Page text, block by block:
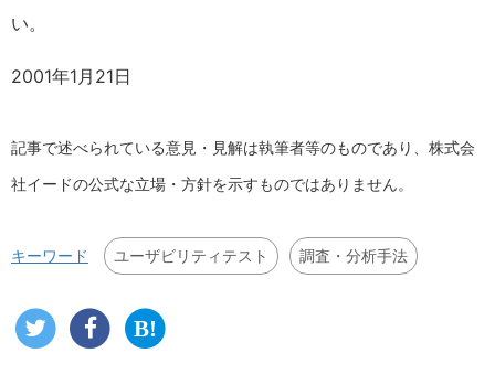
い。
2001年1月21日
記事で述べられている意見・見解は執筆者等のものであり、株式会
社イードの公式な立場・方針を示すものではありません。
キーワード ユーザビリティテスト 調査・分析手法